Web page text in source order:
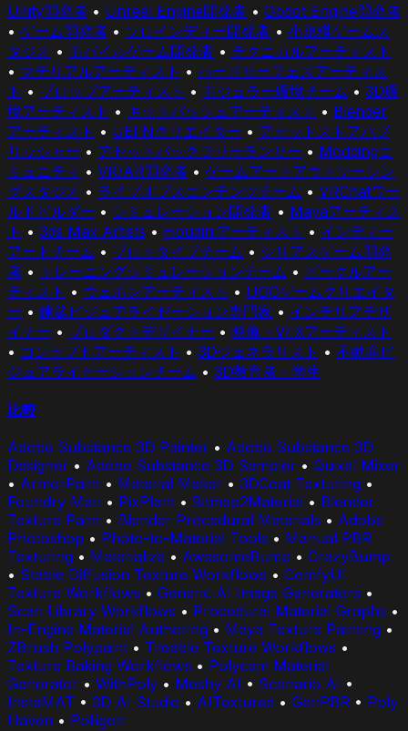
Unity開発者 • Unreal Engine開発者 • Godot Engine開発者
• ゲーム開発者 • ソロインディー開発者 • 小規模ゲームス
タジオ • モバイルゲーム開発者 • テクニカルアーティスト
• マテリアルアーティスト • ハードサーフェスアーティス
ト • プロップアーティスト • モジュラー環境チーム • 3D環
境アーティスト • キットバッシュアーティスト • Blender
アーティスト • UEFNクリエイター • アセットストアパブ
リッシャー • アセットパックフリーランサー • Moddingコ
ミュニティ • VR/AR開発者 • ゲームアートアウトソーシン
グスタジオ • ライブオプスコンテンツチーム • VRChatワー
ルドビルダー • シミュレーション開発者 • Mayaアーティス
ト • 3ds Max Artists • Houdiniアーティスト • インディー
アートチーム • プロトタイプチーム • シリアスゲーム開発
者 • トレーニングシミュレーションチーム • ビークルアー
ティスト • ウェポンアーティスト • UGCゲームクリエイタ
ー • 建築ビジュアライゼーション専門家 • インテリアデザ
イナー • プロダクトデザイナー • 映像・VFXアーティスト
• コンセプトアーティスト • 3Dジェネラリスト • 不動産ビ
ジュアライゼーションチーム • 3D教育者・学生
比較
Adobe Substance 3D Painter • Adobe Substance 3D
Designer • Adobe Substance 3D Sampler • Quixel Mixer
• ArmorPaint • Material Maker • 3DCoat Texturing •
Foundry Mari • PixPlant • Bitmap2Material • Blender
Texture Paint • Blender Procedural Materials • Adobe
Photoshop • Photo-to-Material Tools • Manual PBR
Texturing • Materialize • AwesomeBump • CrazyBump
• Stable Diffusion Texture Workflows • ComfyUI
Texture Workflows • Generic AI Image Generators •
Scan Library Workflows • Procedural Material Graphs •
In-Engine Material Authoring • Maya Texture Painting •
ZBrush Polypaint • Tileable Texture Workflows •
Texture Baking Workflows • Polycam Material
Generator • WithPoly • Meshy AI • Scenario AI •
InstaMAT • 3D AI Studio • AITextured • GenPBR • Poly
Haven • Poliigon